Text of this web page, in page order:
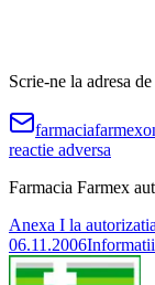
Scrie-ne la adresa
reactie adversa
Farmacia Farmex
Anexa I la
06.11.2006